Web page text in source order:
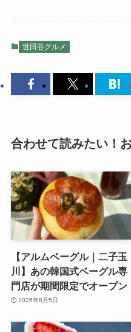
世田谷グルメ
合わせて読みたい！
【アルムベーグル｜二子玉
川】あの韓国式ベーグル専
門店が期間限定でオープン
2026年8月5日